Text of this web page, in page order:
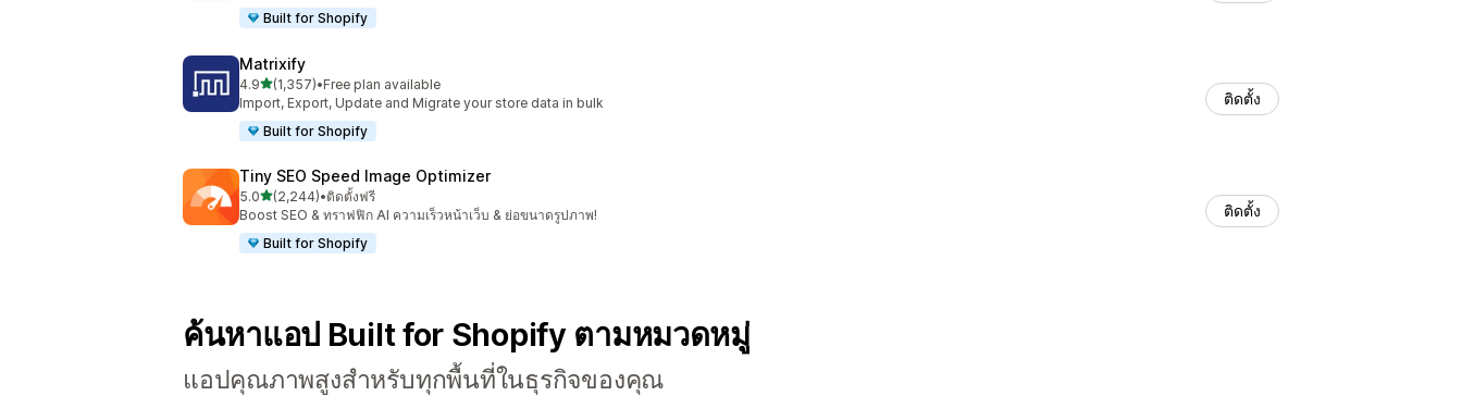
Built for Shopify
Matrixify
4.9เต็ม 5 ดาว
(1,357)
ทั้งหมด 1357 รีวิว
•Free plan available
Import, Export, Update and Migrate your store data in bulk
Built for Shopify
ติดตั้ง
Tiny SEO Speed Image Optimizer
5.0เต็ม 5 ดาว
(2,244)
ทั้งหมด 2244 รีวิว
•ติดตั้งฟรี
Boost SEO & ทราฟฟิก AI ความเร็วหน้าเว็บ & ย่อขนาดรูปภาพ!
Built for Shopify
ติดตั้ง
ค้นหาแอป Built for Shopify ตามหมวดหมู่
แอปคุณภาพสูงสำหรับทุกพื้นที่ในธุรกิจของคุณ